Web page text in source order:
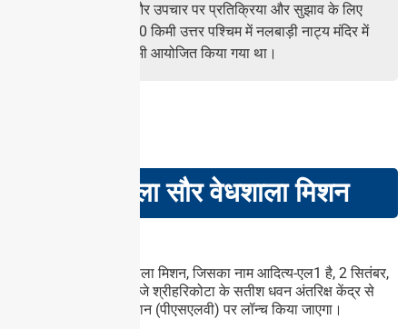
नाटक की सामग्री और उपचार पर प्रतिक्रिया और सुझाव के लिए
गुवाहाटी से लगभग 70 किमी उत्तर पश्चिम में नलबाड़ी नाट्य मंदिर में
एक पूर्वावलोकन शो भी आयोजित किया गया था।
भारत का पहला सौर वेधशाला मिशन
भारत का पहला सौर वेधशाला मिशन, जिसका नाम आदित्य-एल1 है, 2 सितंबर,
2023 को सुबह 11.50 बजे श्रीहरिकोटा के सतीश धवन अंतरिक्ष केंद्र से
ध्रुवीय उपग्रह प्रक्षेपण यान (पीएसएलवी) पर लॉन्च किया जाएगा।